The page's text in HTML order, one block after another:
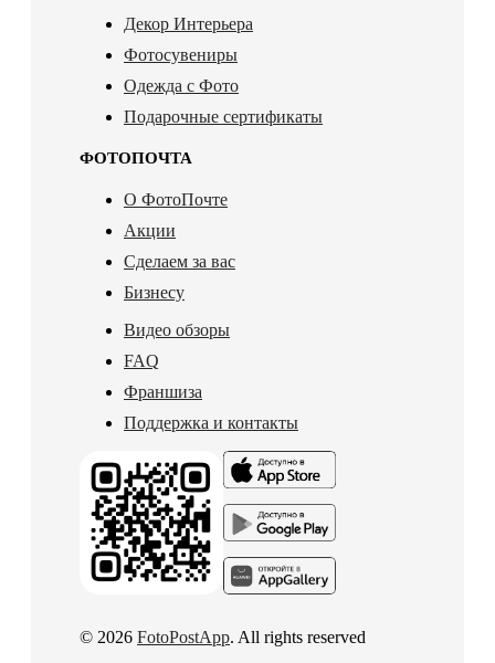
Декор Интерьера
Фотосувениры
Одежда с Фото
Подарочные сертификаты
ФОТОПОЧТА
О ФотоПочте
Акции
Сделаем за вас
Бизнесу
Видео обзоры
FAQ
Франшиза
Поддержка и контакты
© 2026 FotoPostApp. All rights reserved